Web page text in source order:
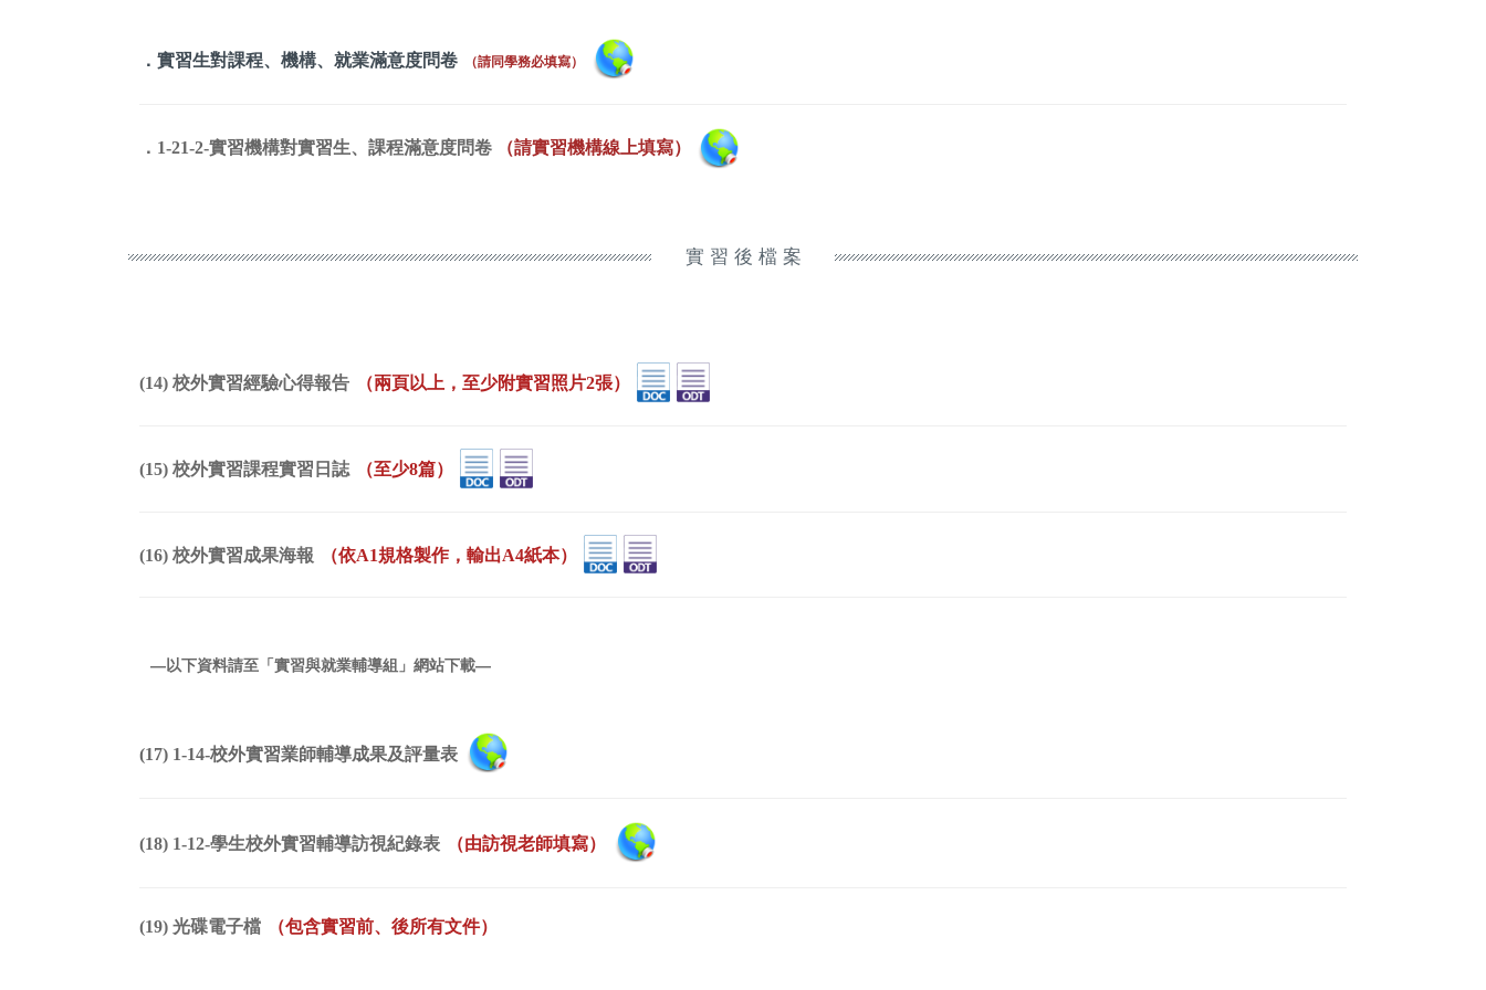
．實習生對課程、機構、就業滿意度問卷 （請同學務必填寫）
．1-21-2-實習機構對實習生、課程滿意度問卷 （請實習機構線上填寫）
實 習 後 檔 案
(14) 校外實習經驗心得報告 （兩頁以上，至少附實習照片2張）
(15) 校外實習課程實習日誌 （至少8篇）
(16) 校外實習成果海報 （依A1規格製作，輸出A4紙本）
—以下資料請至「實習與就業輔導組」網站下載—
(17) 1-14-校外實習業師輔導成果及評量表
(18) 1-12-學生校外實習輔導訪視紀錄表 （由訪視老師填寫）
(19) 光碟電子檔 （包含實習前、後所有文件）